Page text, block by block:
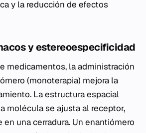
y la reducción de efectos
y estereoespecificidad
medicamentos, la administración
(monoterapia) mejora la
La estructura espacial
molécula se ajusta al receptor,
en una cerradura. Un enantiómero